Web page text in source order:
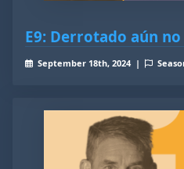
E9: Derrotado aún
September 18th, 2024 |